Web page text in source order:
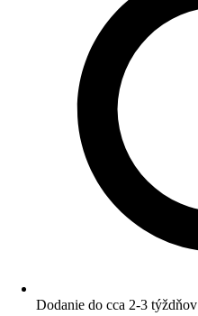
Dodanie do cca 2-3 týždňov